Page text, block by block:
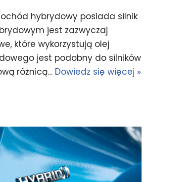
hybrydowy posiada silnik
jest zazwyczaj
które wykorzystują olej
jest podobny do silników
różnicą… Dowiedz się więcej »